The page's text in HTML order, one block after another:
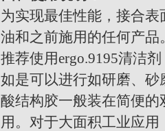
为实现最佳性能，接合
油和之前施用的任何产
推荐使用ergo.9195清洁
如是可以进行如研磨、
酸结构胶一般装在简便
用。对于大面积工业应